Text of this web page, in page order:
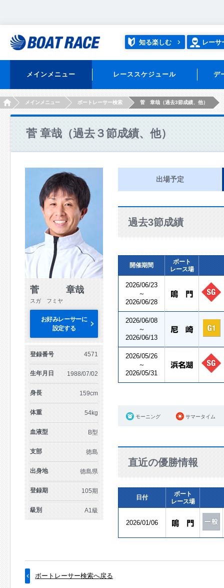
知る楽しむ レーサ
メインメニュー レーススケジュール デ
HOMEメインメニュー ボートレーサー検索 菅 章哉（過去3節成績、他）
菅 章哉（過去３節成績、他）
菅 章哉
スガ フミヤ
お好みレーサーに
設定する
登録番号 4571
生年月日 1988/07/02
身長 159cm
体重 54kg
血液型 B型
支部 徳島
出身地 徳島県
登録期 105期
級別 A1級
出場予定
過去3節成績
開催期間
ボート
レース場
2026/06/23
～
2026/06/28
2026/06/08
～
2026/06/13
2026/05/26
～
2026/05/31
モーニング サマータイム
直近の優勝情報
日付
ボート
レース場
2026/01/06
ボートレーサー検索へ戻る